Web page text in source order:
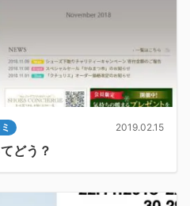
2019.02.15
どう？